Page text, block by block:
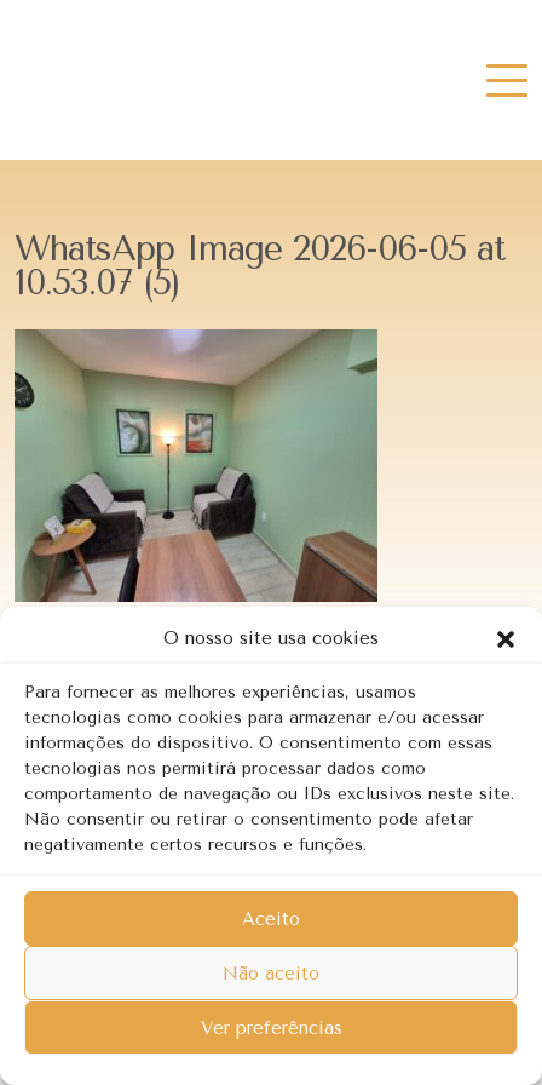
O nosso site usa cookies
Para fornecer as melhores experiências, usamos
tecnologias como cookies para armazenar e/ou acessar
informações do dispositivo. O consentimento com essas
tecnologias nos permitirá processar dados como
comportamento de navegação ou IDs exclusivos neste site.
Não consentir ou retirar o consentimento pode afetar
negativamente certos recursos e funções.
Aceito
Não aceito
Ver preferências
WhatsApp Image 2026-06-05 at
10.53.07 (5)
Copyright © 2026 | Revalorizar - Psicologia Clínica. Todos os
direitos reservados. Política de privacidade